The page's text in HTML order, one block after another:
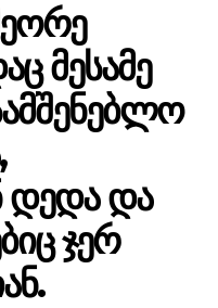
ᲛᲔᲡᲐᲛᲔ
ᲓᲔᲓᲐ ᲓᲐ
ᲯᲔᲠ